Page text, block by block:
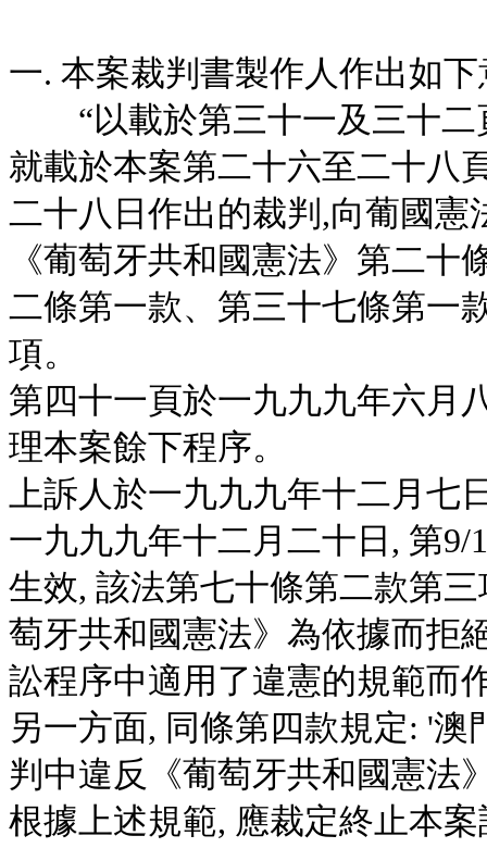
一. 本案裁判書製作人作出如
“以載於第三十一及三十二
就載於本案第二十六至二十八
二十八日作出的裁判,向葡國
《葡萄牙共和國憲法》第二
二條第一款、第三十七條第一
項。
第四十一頁於一九九九年六月
理本案餘下程序。
上訴人於一九九九年十二月七
一九九九年十二月二十日, 第
生效, 該法第七十條第二款第
萄牙共和國憲法》為依據而拒
訟程序中適用了違憲的規範而
另一方面, 同條第四款規定: '
判中違反《葡萄牙共和國憲法
根據上述規範, 應裁定終止本